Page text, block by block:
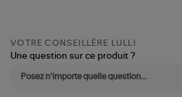
VOTRE CONSEILLÈRE LULLI
Une question sur ce produit ?